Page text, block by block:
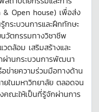
Open house) เพื่อส่ง
กระบวนการและฝึกทักษะ
วัตกรรมทางวิชาชีพ
ดล้อม เสริมสร้างและ
านกระบวนการพัฒนา
อข่ายความร่วมมือทางด้าน
ยในมหาวิทยาลัย ตลอดจน
คณะให้เป็นที่รู้จักผ่านการ